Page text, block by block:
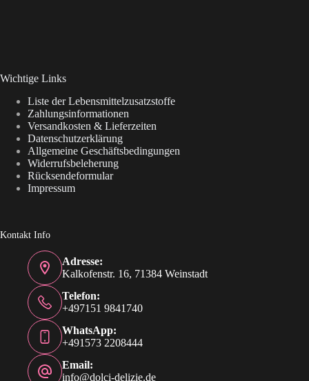
Wichtige Links
Liste der Lebensmittelzusatzstoffe
Zahlungsinformationen
Versandkosten & Lieferzeiten
Datenschutzerklärung
Allgemeine Geschäftsbedingungen
Widerrufsbeleherung
Rücksendeformular
Impressum
Kontakt Info
Adresse:
Kalkofenstr. 16, 71384 Weinstadt
Telefon:
+497151 9841740
WhatsApp:
+491573 2208444
Email:
info@dolci-delizie.de